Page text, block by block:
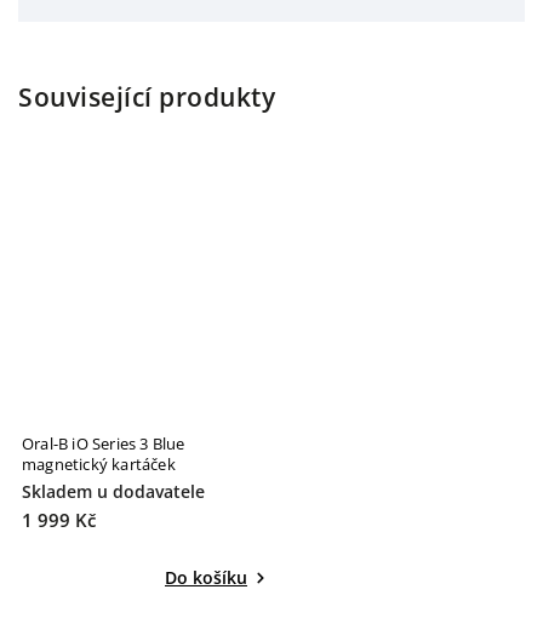
Související produkty
Oral-B iO Series 3 Blue
magnetický kartáček
Skladem u dodavatele
1 999 Kč
Do košíku